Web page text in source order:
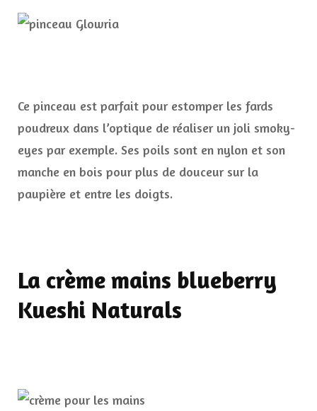
Ce pinceau est parfait pour estomper les fards
poudreux dans l’optique de réaliser un joli smoky-
eyes par exemple. Ses poils sont en nylon et son
manche en bois pour plus de douceur sur la
paupière et entre les doigts.
La crème mains blueberry
Kueshi Naturals